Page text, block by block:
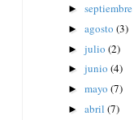
► septiembre
► agosto (3)
► julio (2)
► junio (4)
► mayo (7)
► abril (7)